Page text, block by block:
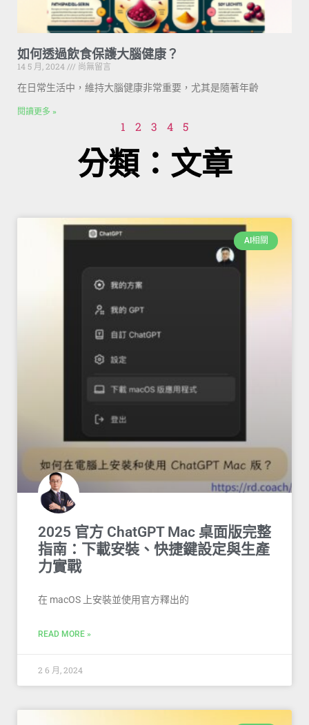
如何透過飲食保護大腦健康？
14 5 月, 2024
尚無留言
在日常生活中，維持大腦健康非常重要，尤其是隨著年齡
閱讀更多 »
1 2 3 4 5
分類：文章
AI相關
2025 官方 ChatGPT Mac 桌面版完整
指南：下載安裝、快捷鍵設定與生產
力實戰
在 macOS 上安裝並使用官方釋出的
READ MORE »
2 6 月, 2024